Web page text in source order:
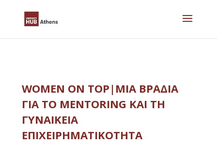
WOMEN ON TOP|ΜΙΑ ΒΡΑΔΙΑ
ΓΙΑ ΤΟ MENTORING ΚΑΙ ΤΗ
ΓΥΝΑΙΚΕΙΑ
ΕΠΙΧΕΙΡΗΜΑΤΙΚΟΤΗΤΑ